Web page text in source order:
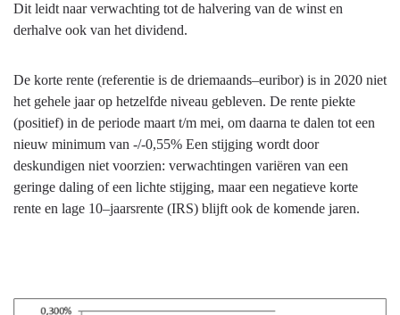
Dit leidt naar verwachting tot de halvering van de winst en
derhalve ook van het dividend.
De korte rente (referentie is de driemaands–euribor) is in 2020 niet
het gehele jaar op hetzelfde niveau gebleven. De rente piekte
(positief) in de periode maart t/m mei, om daarna te dalen tot een
nieuw minimum van -/-0,55% Een stijging wordt door
deskundigen niet voorzien: verwachtingen variëren van een
geringe daling of een lichte stijging, maar een negatieve korte
rente en lage 10–jaarsrente (IRS) blijft ook de komende jaren.